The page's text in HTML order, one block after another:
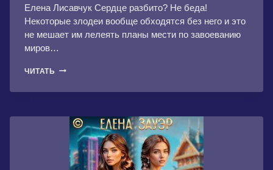
Елена Лисавчук Сердце разбито? Не беда!
Некоторые злодеи вообще обходятся без него и это
не мешает им лелеять планы мести по завоеванию
миров…
ЧИТАТЬ ШКОЛА
СТРАХА.
(ЧАСТЬ